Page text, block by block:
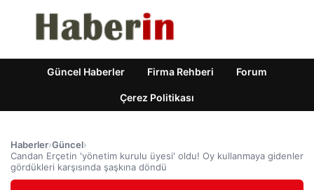
Güncel Haberler Firma Rehberi Forum
Çerez Politikası
Haberler›Güncel›
Candan Erçetin 'yönetim kurulu üyesi' oldu! Oy kullanmaya gidenler
gördükleri karşısında şaşkına döndü